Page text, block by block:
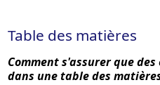
Table des matières
Comment s'assurer que
dans une table des